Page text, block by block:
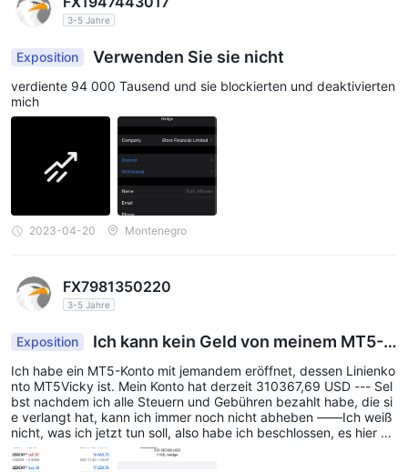
3-5 Jahre
Exposition Verwenden Sie sie nicht
verdiente 94 000 Tausend und sie blockierten und deaktivierten
mich
2023-04-20 Montenegro
FX7981350220
3-5 Jahre
Exposition
Ich kann kein Geld von meinem MT5-K
onto abheben.
Ich habe ein MT5-Konto mit jemandem eröffnet, dessen Linienko
nto MT5Vicky ist. Mein Konto hat derzeit 310367,69 USD --- Sel
bst nachdem ich alle Steuern und Gebühren bezahlt habe, die si
e verlangt hat, kann ich immer noch nicht abheben ――Ich weiß
nicht, was ich jetzt tun soll, also habe ich beschlossen, es hier be
kannt zu geben. Kann mir jemand helfen? Danke aus tiefstem He
rzen!